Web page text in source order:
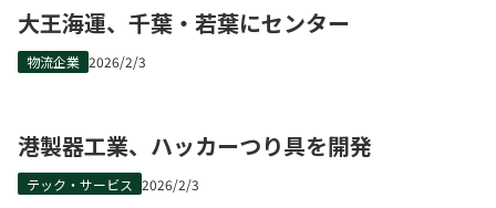
大王海運、千葉・若葉にセンター
物流企業 2026/2/3
港製器工業、ハッカーつり具を開発
テック・サービス 2026/2/3